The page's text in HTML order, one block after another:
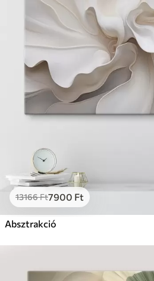
13166Ft7900 Ft
Absztrakció